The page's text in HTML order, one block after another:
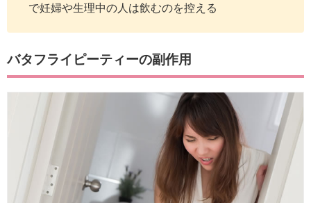
で妊婦や生理中の人は飲むのを控える
バタフライピーティーの副作用